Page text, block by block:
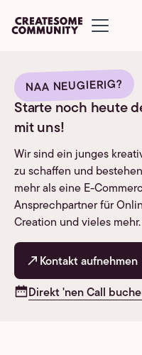
NAA NEUGIERIG?
Starte noch heute
mit uns!
Wir sind ein junges
zu schaffen und
mehr als eine E-
Ansprechpartner für
Creation und vieles mehr.
Kontakt aufnehmen
Direkt 'nen Call